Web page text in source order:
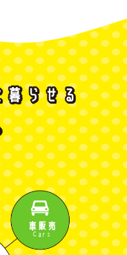
指す
「牛
車販売
Cars